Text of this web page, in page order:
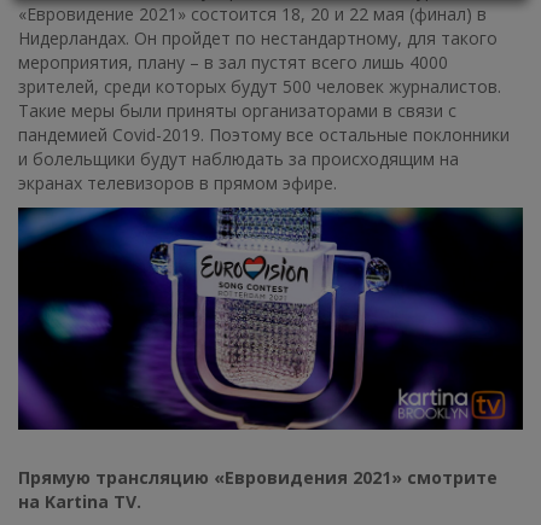
«Евровидение 2021» состоится 18, 20 и 22 мая (финал) в
Нидерландах. Он пройдет по нестандартному, для такого
мероприятия, плану – в зал пустят всего лишь 4000
зрителей, среди которых будут 500 человек журналистов.
Такие меры были приняты организаторами в связи с
пандемией Covid-2019. Поэтому все остальные поклонники
и болельщики будут наблюдать за происходящим на
экранах телевизоров в прямом эфире.
Прямую трансляцию «Евровидения 2021» смотрите
на Kartina TV.